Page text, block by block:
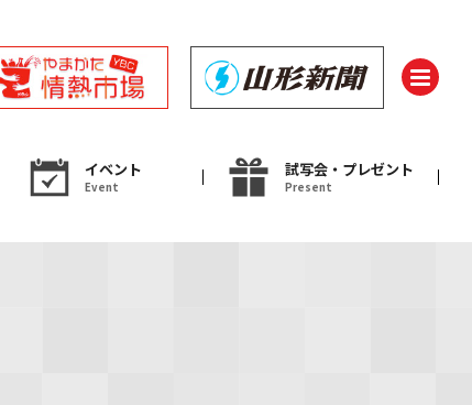
イベント
Event
試写会・プレゼント
Present